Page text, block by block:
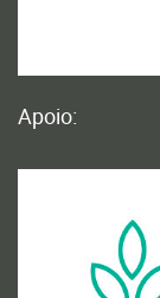
Apoio: